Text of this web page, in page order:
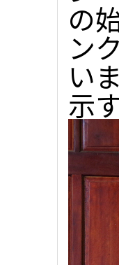
の
ン
い
示